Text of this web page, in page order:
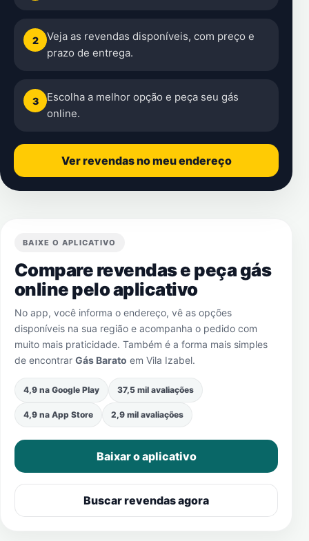
2
Veja as revendas disponíveis, com preço e
prazo de entrega.
3
Escolha a melhor opção e peça seu gás
online.
Ver revendas no meu endereço
BAIXE O APLICATIVO
Compare revendas e peça gás
online pelo aplicativo
No app, você informa o endereço, vê as opções
disponíveis na sua região e acompanha o pedido com
muito mais praticidade. Também é a forma mais simples
de encontrar Gás Barato em Vila Izabel.
4,9 na Google Play 37,5 mil avaliações
4,9 na App Store 2,9 mil avaliações
Baixar o aplicativo
Buscar revendas agora